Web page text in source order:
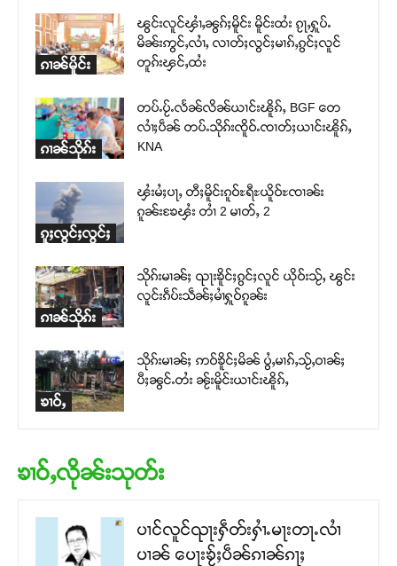
ၵၢၼ်မိူင်း
ၽွင်းလူင်ၾၢႆႇၼွၵ်ႈမိူင်း မိူင်းထႆး ၵႂႃႇႁူပ်ႉ
မိၼ်းဢွင်ႇလၢႆႇ လၢတ်ႈလွင်ႈမၢၵ်ႇၵွင်ႈလူင်
တူၵ်းၾင်ႇထႆး
ၵၢၼ်သိုၵ်း
တပ်ႉပႂ်ႉလႅၼ်လိၼ်ယၢင်းၽိူၵ်ႇ BGF တေ
လၢႆႈပဵၼ် တပ်ႉသိုၵ်းၸိူဝ်ႉၸၢတ်ႈယၢင်းၽိူၵ်ႇ
KNA
ၵူႈလွင်ႈလွင်ႈ
ၾႆးမႆႈပႃႇ တီႈမိူင်းၵူဝ်ႊရီႊယိူဝ်ႊၸၢၼ်း
ၵူၼ်းၶႄၾႆး တၢႆ 2 မၢတ်ႇ 2
ၵၢၼ်သိုၵ်း
သိုၵ်းမၢၼ်ႈ ၺႃးၶိူင်ႈၵွင်ႈလူင် ယိုဝ်းသႂ်ႇ ၽွင်း
လူင်းၵဵပ်းသဵၼ်ႈမၢႆႁူဝ်ၵူၼ်း
ၶၢဝ်ႇ
သိုၵ်းမၢၼ်ႈ ဢဝ်ၶိူင်ႈမိၼ် ပွႆႇမၢၵ်ႇသႂ်ႇဝၢၼ်ႈ
ပီႈၼွင်ႉတႆး ၼႂ်းမိူင်းယၢင်းၽိူၵ်ႇ
ၶၢဝ်ႇလိုၼ်းသုတ်း
ပၢင်လူင်ၺႃးႁဵတ်းႁၢႆႉမႃးတႃႉလၢႆ
ပၢၼ် ​​ပေႃးၶႂ်ႈပဵၼ်ၵၢၼ်ၵႃႈ